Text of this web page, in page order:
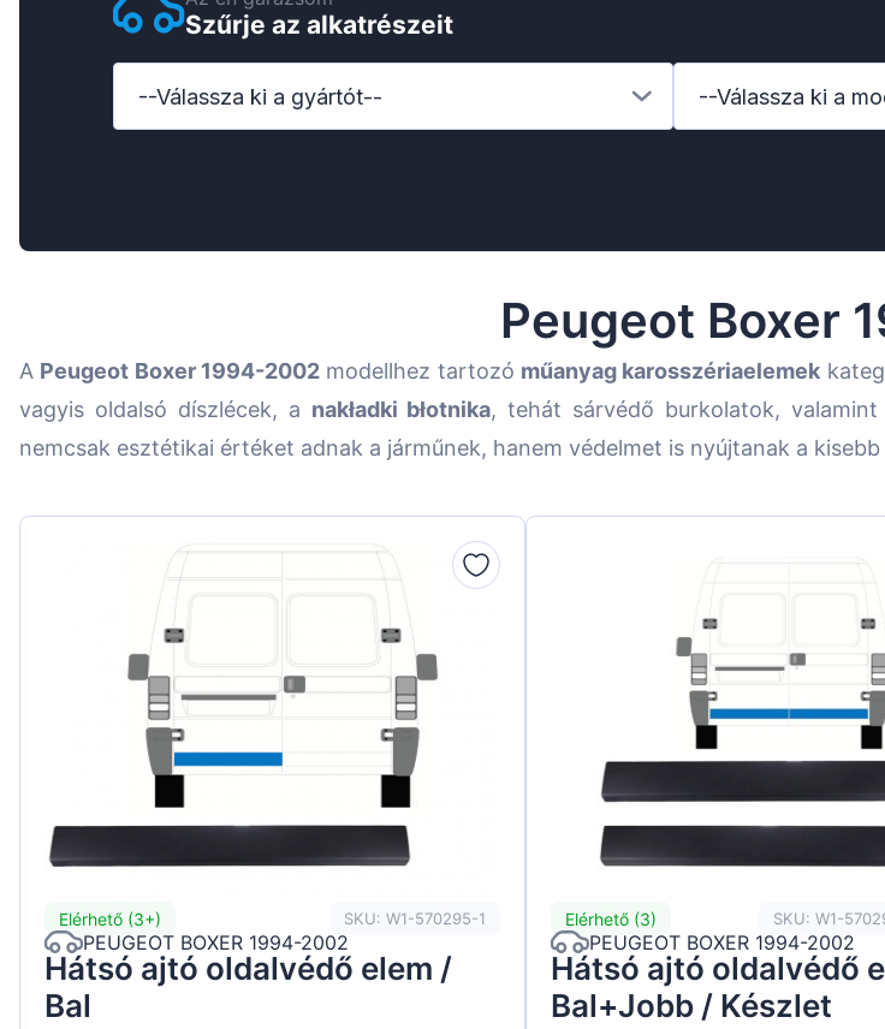
Ford
Honda
Hyundai
Mazda
Mercedes-Benz
Opel Vauxhall
Peugeot
Seat
Skoda
Tesla
Toyota
Szűrje az alkatrészeit
--Válassza ki a gyártót-- --Válassza ki a
Peugeot Boxer
A Peugeot Boxer 1994-2002modellhez tartozó műanyag karosszériaelemek
vagyis oldalsó díszlécek, a nakładki błotnika, tehát sárvédő burkolatok, valamint
nemcsak esztétikai értéket adnak a járműnek, hanem védelmet is nyújtanak a
Elérhető (3+) SKU: W1-570295-1
PEUGEOT BOXER 1994-2002
Hátsó ajtó oldalvédő elem /
Bal
Elérhető (3) SKU: W1-
PEUGEOT BOXER 1994-2002
Hátsó ajtó oldalvédő
Bal+Jobb / Készlet